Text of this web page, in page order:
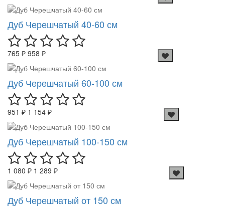
Дуб Черешчатый 40-60 см
765 ₽ 958 ₽
Дуб Черешчатый 60-100 см
951 ₽ 1 154 ₽
Дуб Черешчатый 100-150 см
1 080 ₽ 1 289 ₽
Дуб Черешчатый от 150 см